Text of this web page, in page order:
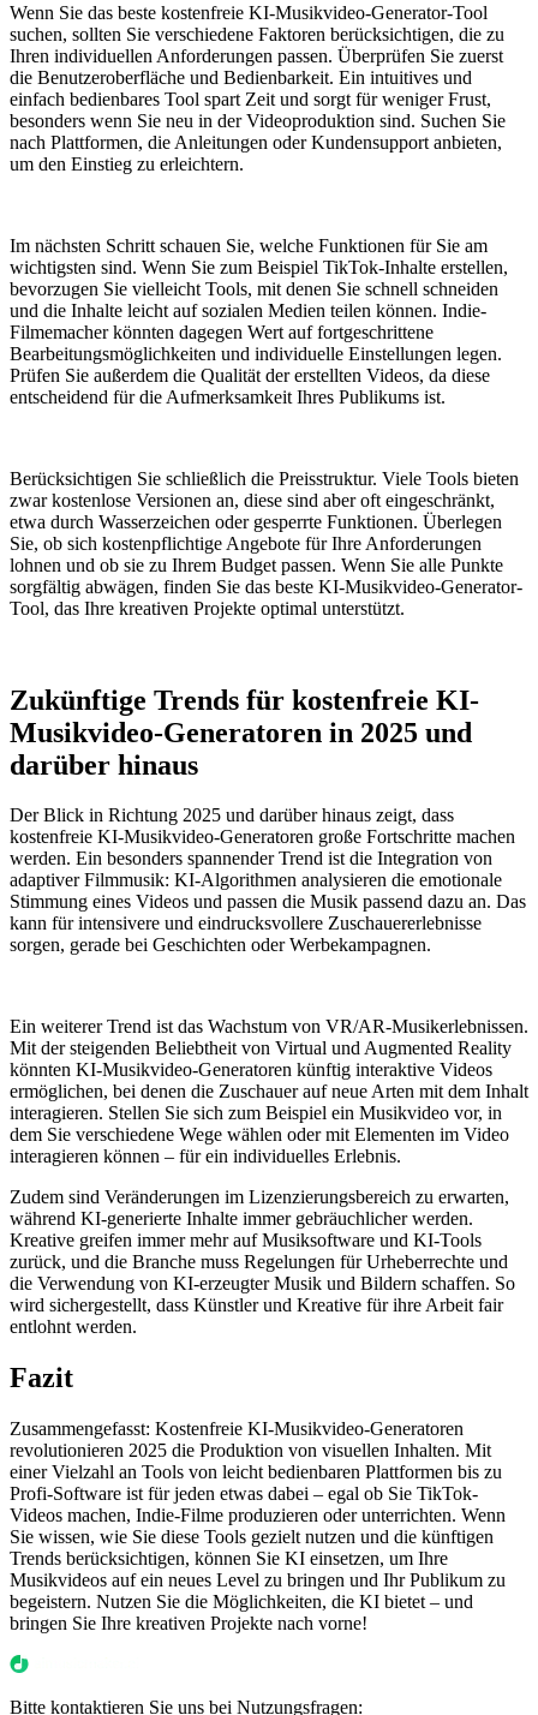
Wenn Sie das beste kostenfreie KI-Musikvideo-Generator-Tool
suchen, sollten Sie verschiedene Faktoren berücksichtigen, die zu
Ihren individuellen Anforderungen passen. Überprüfen Sie zuerst
die Benutzeroberfläche und Bedienbarkeit. Ein intuitives und
einfach bedienbares Tool spart Zeit und sorgt für weniger Frust,
besonders wenn Sie neu in der Videoproduktion sind. Suchen Sie
nach Plattformen, die Anleitungen oder Kundensupport anbieten,
um den Einstieg zu erleichtern.
Im nächsten Schritt schauen Sie, welche Funktionen für Sie am
wichtigsten sind. Wenn Sie zum Beispiel TikTok-Inhalte erstellen,
bevorzugen Sie vielleicht Tools, mit denen Sie schnell schneiden
und die Inhalte leicht auf sozialen Medien teilen können. Indie-
Filmemacher könnten dagegen Wert auf fortgeschrittene
Bearbeitungsmöglichkeiten und individuelle Einstellungen legen.
Prüfen Sie außerdem die Qualität der erstellten Videos, da diese
entscheidend für die Aufmerksamkeit Ihres Publikums ist.
Berücksichtigen Sie schließlich die Preisstruktur. Viele Tools bieten
zwar kostenlose Versionen an, diese sind aber oft eingeschränkt,
etwa durch Wasserzeichen oder gesperrte Funktionen. Überlegen
Sie, ob sich kostenpflichtige Angebote für Ihre Anforderungen
lohnen und ob sie zu Ihrem Budget passen. Wenn Sie alle Punkte
sorgfältig abwägen, finden Sie das beste KI-Musikvideo-Generator-
Tool, das Ihre kreativen Projekte optimal unterstützt.
Zukünftige Trends für kostenfreie KI-
Musikvideo-Generatoren in 2025 und
darüber hinaus
Der Blick in Richtung 2025 und darüber hinaus zeigt, dass
kostenfreie KI-Musikvideo-Generatoren große Fortschritte machen
werden. Ein besonders spannender Trend ist die Integration von
adaptiver Filmmusik: KI-Algorithmen analysieren die emotionale
Stimmung eines Videos und passen die Musik passend dazu an. Das
kann für intensivere und eindrucksvollere Zuschauererlebnisse
sorgen, gerade bei Geschichten oder Werbekampagnen.
Ein weiterer Trend ist das Wachstum von VR/AR-Musikerlebnissen.
Mit der steigenden Beliebtheit von Virtual und Augmented Reality
könnten KI-Musikvideo-Generatoren künftig interaktive Videos
ermöglichen, bei denen die Zuschauer auf neue Arten mit dem Inhalt
interagieren. Stellen Sie sich zum Beispiel ein Musikvideo vor, in
dem Sie verschiedene Wege wählen oder mit Elementen im Video
interagieren können – für ein individuelles Erlebnis.
Zudem sind Veränderungen im Lizenzierungsbereich zu erwarten,
während KI-generierte Inhalte immer gebräuchlicher werden.
Kreative greifen immer mehr auf Musiksoftware und KI-Tools
zurück, und die Branche muss Regelungen für Urheberrechte und
die Verwendung von KI-erzeugter Musik und Bildern schaffen. So
wird sichergestellt, dass Künstler und Kreative für ihre Arbeit fair
entlohnt werden.
Fazit
Zusammengefasst: Kostenfreie KI-Musikvideo-Generatoren
revolutionieren 2025 die Produktion von visuellen Inhalten. Mit
einer Vielzahl an Tools von leicht bedienbaren Plattformen bis zu
Profi-Software ist für jeden etwas dabei – egal ob Sie TikTok-
Videos machen, Indie-Filme produzieren oder unterrichten. Wenn
Sie wissen, wie Sie diese Tools gezielt nutzen und die künftigen
Trends berücksichtigen, können Sie KI einsetzen, um Ihre
Musikvideos auf ein neues Level zu bringen und Ihr Publikum zu
begeistern. Nutzen Sie die Möglichkeiten, die KI bietet – und
bringen Sie Ihre kreativen Projekte nach vorne!
Bitte kontaktieren Sie uns bei Nutzungsfragen: